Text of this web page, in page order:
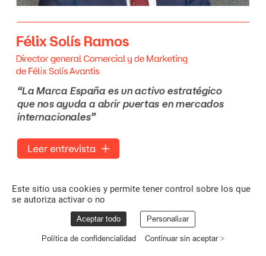
Este sitio usa cookies y permite tener control sobre los que
se autoriza activar o no
Aceptar todo Personalizar
Política de confidencialidad Continuar sin aceptar >
Félix Solís Ramos
Director general Comercial y de Marketing
de Félix SolísAvantis
“La Marca España es un activo estratégico
que nos ayuda a abrir puertas en mercados
internacionales”
Leer entrevista